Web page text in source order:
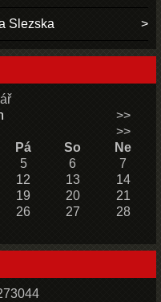
Slezska
>>
>>
Pá So
Ne
5 6
7
12 13
14
19 20
21
26 27
28